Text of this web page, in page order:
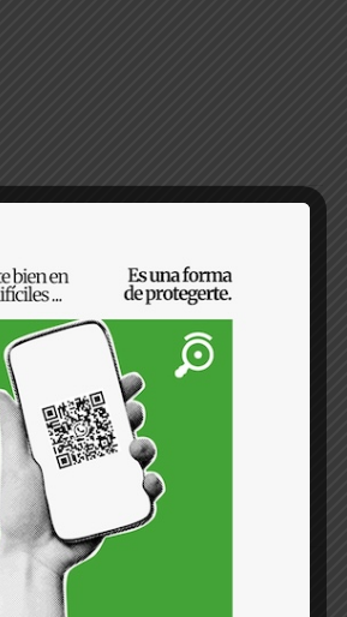
presupuestario?
20 de julio de 2024
¿Por qué el presupuesto bajó en
transparencia?